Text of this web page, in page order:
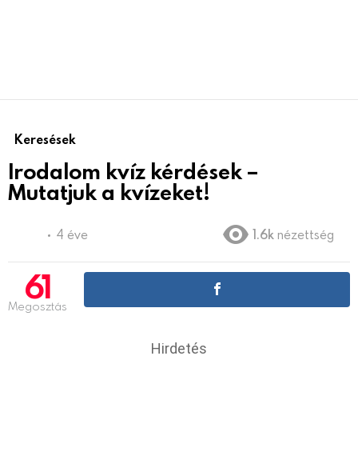
Keresések
Irodalom kvíz kérdések –
Mutatjuk a kvízeket!
4 éve 1.6k nézettség
61
Megosztás
Hirdetés